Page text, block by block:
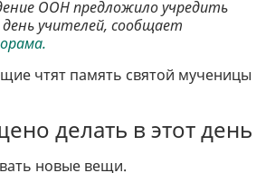
ООН предложило учредить
учителей, сообщает
чтят память святой мученицы
делать в этот день
новые вещи.